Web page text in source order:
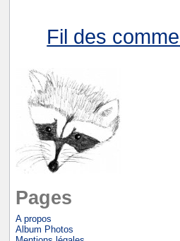
Fil des
Pages
A propos
Album Photos